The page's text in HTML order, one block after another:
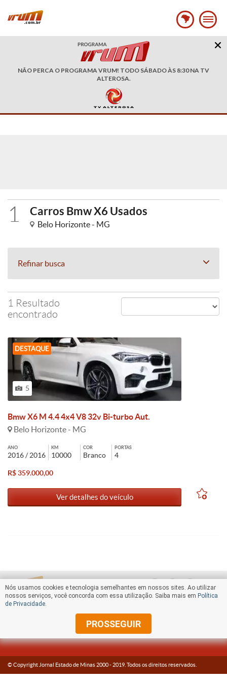
NÃO PERCA O PROGRAMA VRUM! TODO SÁBADO ÀS 8:30 NA TV
ALTEROSA.
1 Carros Bmw X6 Usados
Belo Horizonte - MG
Refinar busca
1 Resultado
encontrado
DESTAQUE
5
Bmw X6 M 4.4 4x4 V8 32v Bi-turbo Aut.
Belo Horizonte - MG
ANO
2016 / 2016
KM
10000
COR
Branco
PORTAS
4
R$ 359.000,00
Ver detalhes do veículo
© Copyright Jornal Estado de Minas 2000 -2019 . Todos os direitos reservados.
Nós usamos cookies e tecnologia semelhantes em nossos sites. Ao utilizar
nossos serviços, você concorda com essa utilização. Saiba mais em Política
de Privacidade.
PROSSEGUIR